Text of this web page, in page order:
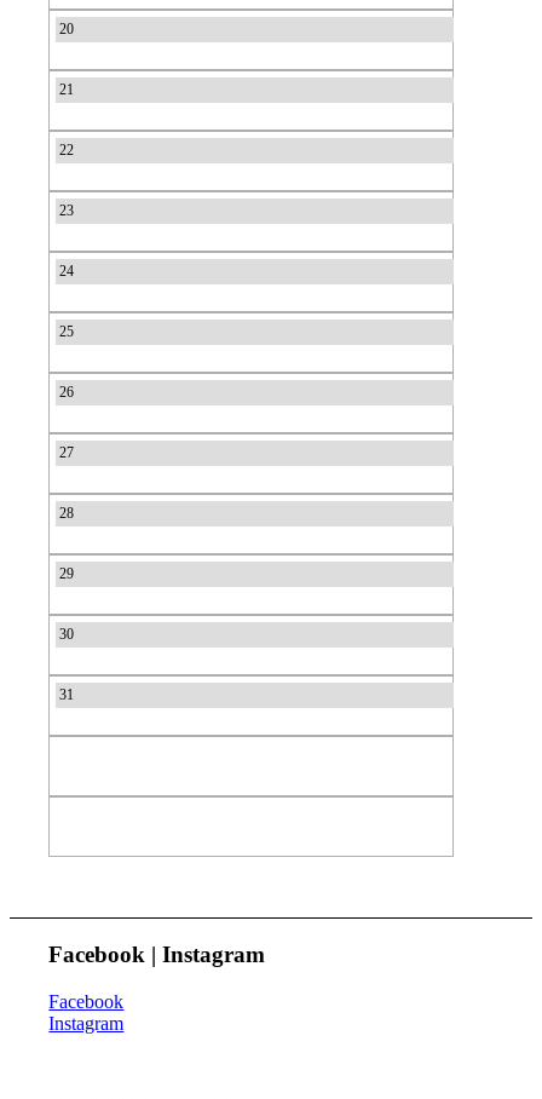
20
21
22
23
24
25
26
27
28
29
30
31
Facebook | Instagram
Facebook
Instagram